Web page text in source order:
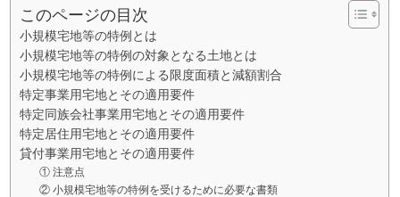
このページの目次
小規模宅地等の特例とは
小規模宅地等の特例の対象となる土地とは
小規模宅地等の特例による限度面積と減額割合
特定事業用宅地とその適用要件
特定同族会社事業用宅地とその適用要件
特定居住用宅地とその適用要件
貸付事業用宅地とその適用要件
① 注意点
② 小規模宅地等の特例を受けるために必要な書類